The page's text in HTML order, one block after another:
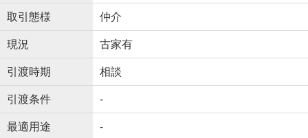
取引態様 仲介
現況 古家有
引渡時期 相談
引渡条件 -
最適用途 -